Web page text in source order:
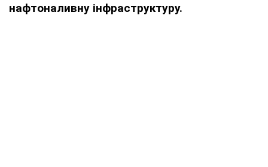
нафтоналивну інфраструктуру.